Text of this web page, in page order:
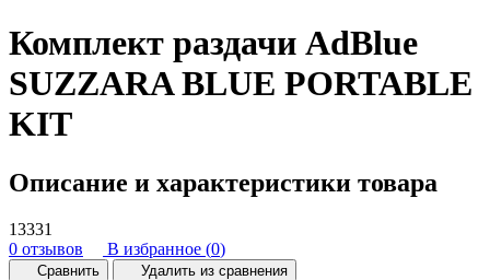
Комплект раздачи AdBlue
SUZZARA BLUE PORTABLE
KIT
Описание и характеристики товара
13331
0 отзывов
В избранное (0)
Сравнить Удалить из сравнения